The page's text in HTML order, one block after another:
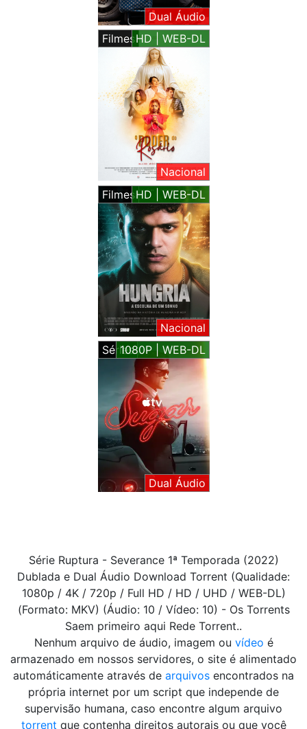
Dual Áudio
FilmesHD | WEB-DL
Nacional
FilmesHD | WEB-DL
Nacional
Séries1080P | WEB-DL
Dual Áudio
Série Ruptura - Severance 1ª Temporada (2022)
Dublada e Dual Áudio Download Torrent (Qualidade:
1080p / 4K / 720p / Full HD / HD / UHD / WEB-DL)
(Formato: MKV) (Áudio: 10 / Vídeo: 10) - Os Torrents
Saem primeiro aqui Rede Torrent..
Nenhum arquivo de áudio, imagem ou vídeo é
armazenado em nossos servidores, o site é alimentado
automáticamente através de arquivos encontrados na
própria internet por um script que independe de
supervisão humana, caso encontre algum arquivo
torrent que contenha direitos autorais ou que você